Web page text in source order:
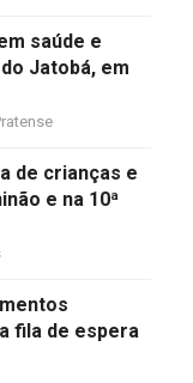
saúde e
Jatobá, em
de crianças e
e na 10ª
fila de espera